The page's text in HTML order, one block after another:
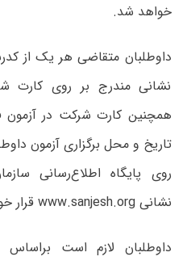
خواهد شد.
داوطلبان‌ متقاضی‌ هر یک‌ از
نشانی مندرج بر روی کارت
همچنین کارت شرکت در آزمون
روی پایگاه اطلاع‌رسانی
نشانی www.sanjesh.org قرار خواهد گرفت.
داوطلبان لازم است